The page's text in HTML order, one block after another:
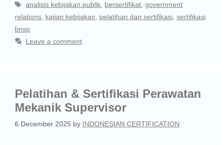
analisis kebijakan publik bersertifikat ,government
relations kajian kebijakan pelatihan dan sertifikasi sertifikasi
bnsp
Leave a comment
Pelatihan & Sertifikasi Perawatan
Mekanik Supervisor
6 December 2025 by INDONESIAN CERTIFICATION